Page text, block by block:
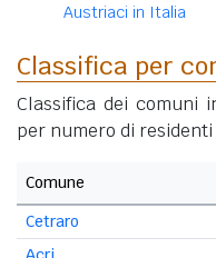
Austriaci in Italia
Classifica per
Classifica dei comuni
per numero di
Comune
Cetraro